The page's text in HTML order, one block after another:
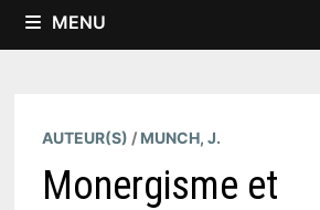
MENU
AUTEUR(S) / MUNCH, J.
Monergisme et